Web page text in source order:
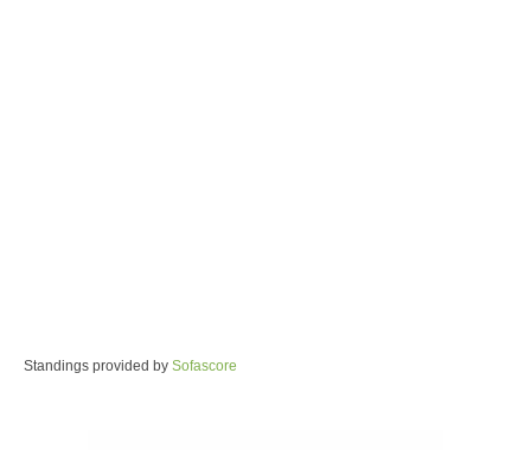
Standings provided by Sofascore